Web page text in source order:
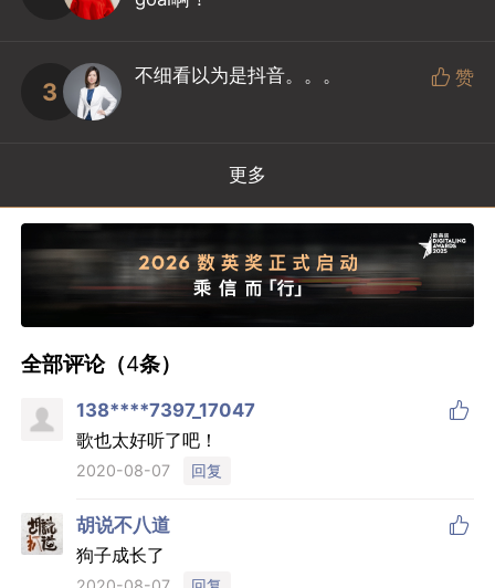
3
不细看以为是抖音。。。  赞
更多
全部评论（4条）
138****7397_17047 
歌也太好听了吧！
2020-08-07 回复
胡说不八道 
狗子成长了